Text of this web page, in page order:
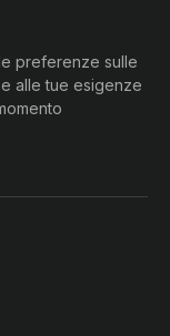
preferenze sulle
alle tue esigenze